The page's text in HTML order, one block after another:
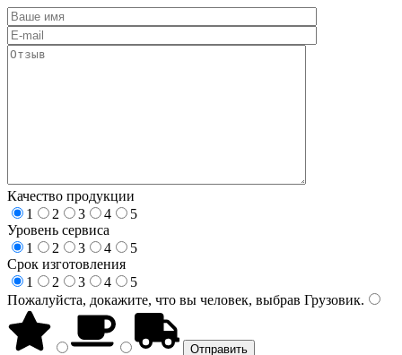
Качество продукции
1
2 3 4
5
Уровень сервиса
1
2 3 4
5
Срок изготовления
1
2 3 4
5
Пожалуйста, докажите, что вы человек, выбрав Грузовик.